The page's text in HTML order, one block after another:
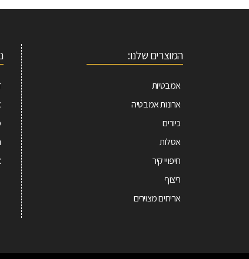
המוצרים שלנו:
אמבטיות
ארונות אמבטיה
כיורים
אסלות
חיפויי קיר
ריצוף
אריחים מצוירים